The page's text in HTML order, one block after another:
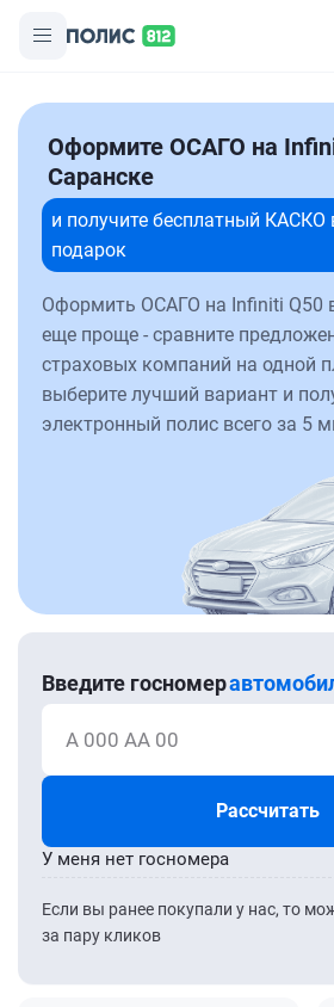
Оформите ОСАГО на
Саранске
и получите бесплатный КАСКО
подарок
Оформить ОСАГО на Infiniti Q50
еще проще - сравните
страховых компаний на одной
выберите лучший вариант и
электронный полис всего за 5
Введите госномер
А 000 АА 00
Рассчитать
Если вы ранее покупали у нас, то
за пару кликов
У меня нет госномера